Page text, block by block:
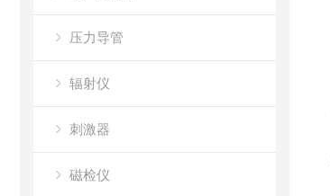
压力导管
辐射仪
刺激器
磁检仪